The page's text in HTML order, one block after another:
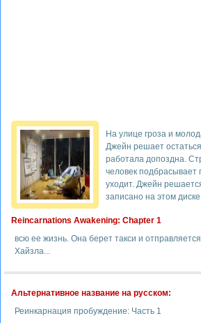
Reincarnations Awakening: Chapter 1
На улице гроза и
Джейн решает
работала допоздна.
человек подбрасывает
уходит. Джейн
записано на этом
всю ее жизнь. Она берет такси и
Хайзла...
Альтернативное название на русском:
Реинкарнация пробуждение: Часть 1